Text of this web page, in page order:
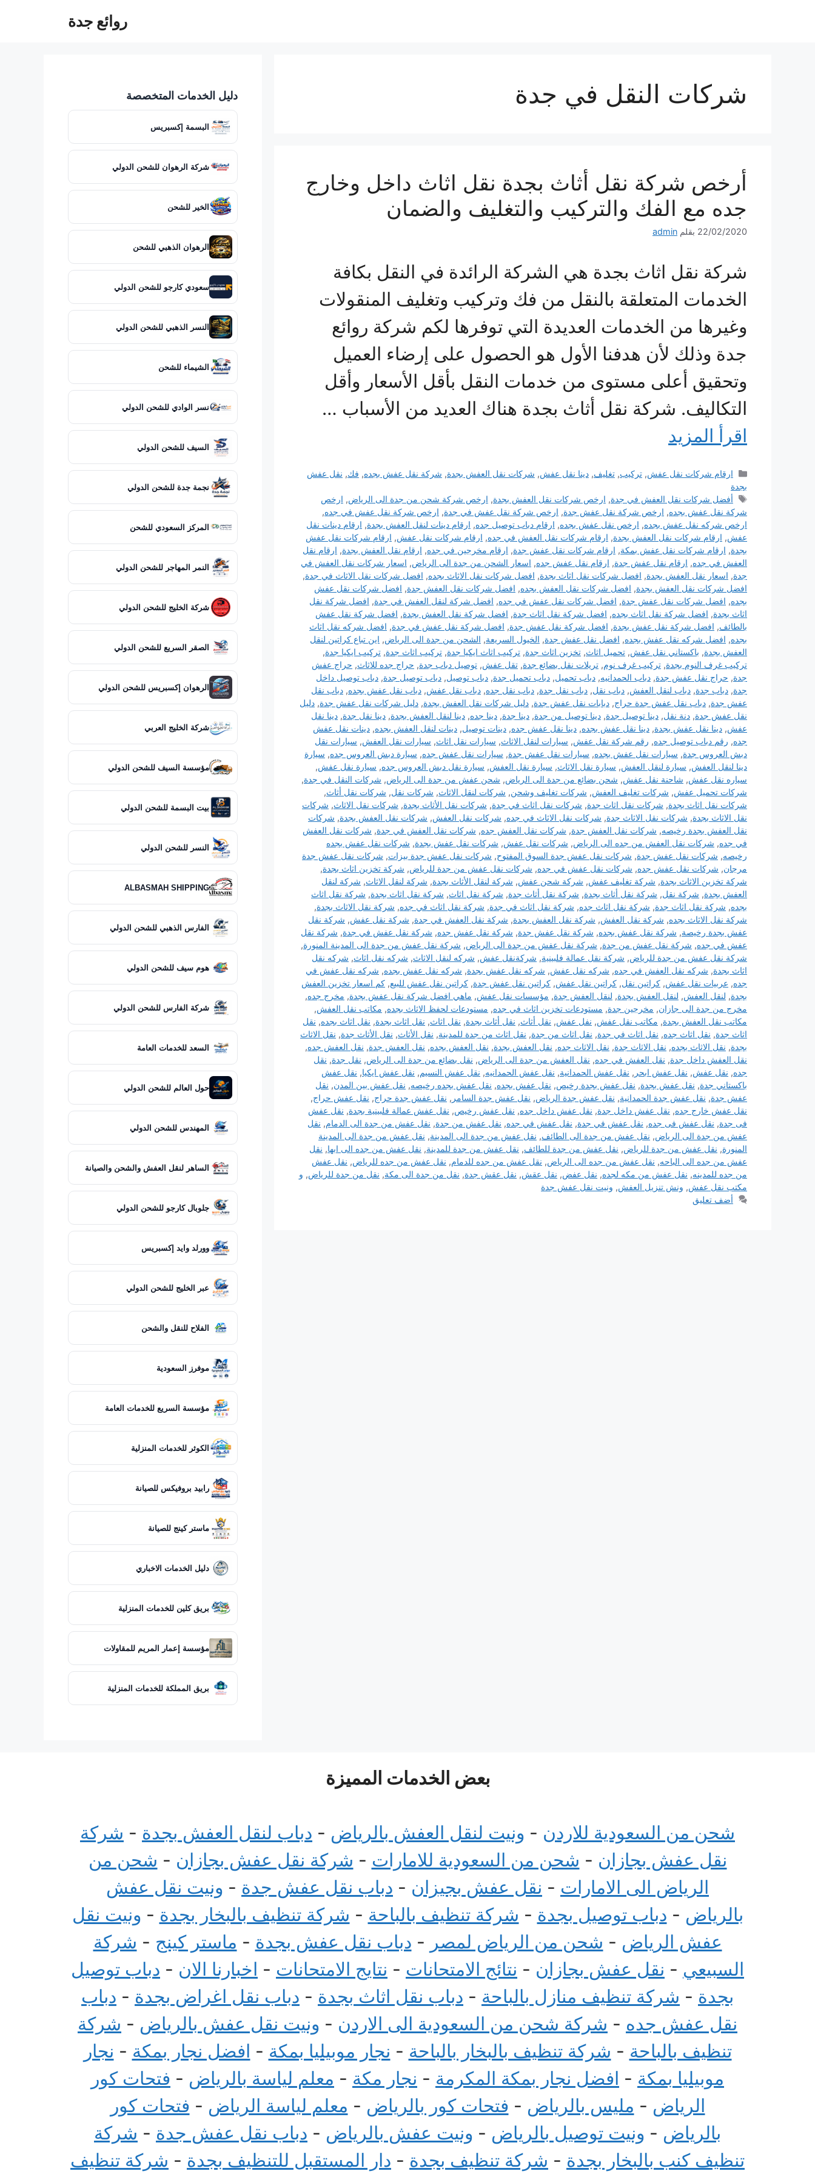
روائع جدة
شركات النقل في جدة
أرخص شركة نقل أثاث بجدة نقل اثاث داخل وخارج
جده مع الفك والتركيب والتغليف والضمان
22/02/2020 بقلم admin
شركة نقل اثاث بجدة هي الشركة الرائدة في النقل بكافة
الخدمات المتعلقة بالنقل من فك وتركيب وتغليف المنقولات
وغيرها من الخدمات العديدة التي توفرها لكم شركة روائع
جدة وذلك لأن هدفنا الأول هو الحصول على إرضاء العميل
وتحقيق أعلى مستوى من خدمات النقل بأقل الأسعار وأقل
التكاليف. شركة نقل أثاث بجدة هناك العديد من الأسباب …
اقرأ المزيد
التصنيفات
ارقام شركات نقل عفش,تركيب,تغليف,دينا نقل عفش, شركات نقل العفش بجدة, شركة نقل عفش بجده, فك, نقل عفش
بجدة
الوسوم
أفضل شركات نقل العفش في جدة, ارخص شركات نقل العفش بجدة, ارخص شركة شحن من جدة الى الرياض, ارخص
شركة نقل عفش بجده, ارخص شركة نقل عفش جدة, ارخص شركة نقل عفش في جدة, ارخص شركة نقل عفش في جده,
ارخص شركه نقل عفش بجده, ارخص نقل عفش بجده, ارقام دباب توصيل جده, ارقام دينات لنقل العفش بجدة, ارقام دينات نقل
عفش, ارقام شركات نقل العفش بجدة, ارقام شركات نقل العفش في جده, ارقام شركات نقل عفش, ارقام شركات نقل عفش
بجدة, ارقام شركات نقل عفش بمكة, ارقام شركات نقل عفش جدة, ارقام مخرجين في جده, ارقام نقل العفش بجدة, ارقام نقل
العفش في جده, ارقام نقل عفش جدة, ارقام نقل عفش جده, اسعار الشحن من جدة الى الرياض, اسعار شركات نقل العفش في
جدة, اسعار نقل العفش بجدة, افضل شركات نقل اثاث بجدة, افضل شركات نقل الاثاث بجده, افضل شركات نقل الاثاث في جدة,
افضل شركات نقل العفش بجدة, افضل شركات نقل العفش بجده, افضل شركات نقل العفش جدة, افضل شركات نقل عفش
بجده, افضل شركات نقل عفش جدة, افضل شركات نقل عفش في جده, افضل شركة لنقل العفش في جدة, افضل شركة نقل
اثاث بجدة, افضل شركة نقل اثاث بجده, افضل شركة نقل اثاث جدة, افضل شركة نقل العفش بجدة, افضل شركة نقل عفش
بالطائف, افضل شركة نقل عفش بجدة, افضل شركة نقل عفش جدة, افضل شركة نقل عفش في جدة, افضل شركه نقل اثاث
بجده, افضل شركه نقل عفش بجده, افضل نقل عفش جدة, الخيول السريعة, الشحن من جدة الى الرياض, اين تباع كراتين لنقل
العفش بجدة, باكستاني نقل عفش, تحميل اثاث, تخزين اثاث جدة, تركيب اثاث ايكيا جدة, تركيب اثاث جدة, تركيب ايكيا جدة,
تركيب غرف النوم بجدة, تركيب غرف نوم, تريلات نقل بضائع جدة, تقل عفش, توصيل دباب جدة, حراج جده للاثاث, حراج عفش
جدة, حراج نقل عفش جدة, دباب الحمدانيه, دباب تحميل, دباب تحميل جدة, دباب توصيل, دباب توصيل جدة, دباب توصيل داخل
جدة, دباب جدة, دباب لنقل العفش, دباب نقل, دباب نقل جدة, دباب نقل جده, دباب نقل عفش, دباب نقل عفش بجده, دباب نقل
عفش جدة, دباب نقل عفش جدة حراج, دبابات نقل عفش جدة, دليل شركات نقل العفش بجدة, دليل شركات نقل عفش جدة, دليل
نقل عفش جدة, دنة نقل, دينا توصيل جدة, دينا توصيل من جدة, دينا جدة, دينا جده, دينا لنقل العفش بجدة, دينا نقل جدة, دينا نقل
عفش, دينا نقل عفش بجدة, دينا نقل عفش بجده, دينا نقل عفش جده, دينات توصيل, دينات لنقل العفش بجده, دينات نقل عفش
جده, رقم دباب توصيل جده, رقم شركة نقل عفش, سيارات لنقل الاثاث, سيارات نقل اثاث, سيارات نقل العفش, سيارات نقل
دبش العروس جدة, سيارات نقل عفش بجده, سيارات نقل عفش جدة, سيارات نقل عفش جده, سيارة دبش العروس جده, سيارة
دينا لنقل العفش, سيارة لنقل العفش, سيارة نقل الاثاث, سيارة نقل العفش, سيارة نقل دبش العروس جده, سيارة نقل عفش,
سياره نقل عفش, شاحنة نقل عفش, شحن بضائع من جدة الى الرياض, شحن عفش من جدة الى الرياض, شركات النقل في جدة,
شركات تحميل عفش, شركات تغليف العفش, شركات تغليف وشحن, شركات لنقل الاثاث, شركات نقل, شركات نقل أثاث,
شركات نقل اثاث بجدة, شركات نقل اثاث جدة, شركات نقل اثاث في جدة, شركات نقل الأثاث بجدة, شركات نقل الاثاث, شركات
نقل الاثاث بجدة, شركات نقل الاثاث جدة, شركات نقل الاثاث في جده, شركات نقل العفش, شركات نقل العفش بجدة, شركات
نقل العفش بجدة رخيصه, شركات نقل العفش جدة, شركات نقل العفش جده, شركات نقل العفش في جدة, شركات نقل العفش
في جده, شركات نقل العفش من جده الى الرياض, شركات نقل عفش, شركات نقل عفش بجدة, شركات نقل عفش بجده
رخيصه, شركات نقل عفش جدة, شركات نقل عفش جدة السوق المفتوح, شركات نقل عفش جدة بيزات, شركات نقل عفش جدة
مرجان, شركات نقل عفش جده, شركات نقل عفش في جده, شركات نقل عفش من جدة للرياض, شركة تخزين اثاث بجدة,
شركة تخزين الاثاث بجدة, شركة تغليف عفش, شركة شحن عفش, شركة لنقل الأثاث بجدة, شركة لنقل الاثاث, شركة لنقل
العفش بجدة, شركة نقل, شركة نقل أثاث بجدة, شركة نقل أثاث جدة, شركة نقل اثاث, شركة نقل اثاث بجدة, شركة نقل اثاث
بجده, شركة نقل اثاث جدة, شركة نقل اثاث جده, شركة نقل اثاث في جدة, شركة نقل اثاث في جده, شركة نقل الاثاث بجدة,
شركة نقل الاثاث بجده, شركة نقل العفش, شركة نقل العفش بجدة, شركة نقل العفش في جدة, شركة نقل عفش, شركة نقل
عفش بجدة رخيصة, شركة نقل عفش بجده, شركة نقل عفش جدة, شركة نقل عفش جده, شركة نقل عفش في جدة, شركة نقل
عفش في جده, شركة نقل عفش من جدة, شركة نقل عفش من جدة الى الرياض, شركة نقل عفش من جدة الى المدينة المنورة,
شركة نقل عفش من جدة للرياض, شركة نقل عمالة فلبينية, شركةنقل عفش, شركه لنقل الاثاث, شركه نقل اثاث, شركه نقل
اثاث بجدة, شركه نقل العفش في جده, شركه نقل عفش, شركه نقل عفش بجدة, شركه نقل عفش بجده, شركه نقل عفش في
جده, عربيات نقل عفش, كراتين نقل, كراتين نقل عفش, كراتين نقل عفش جدة, كراتين نقل عفش للبيع, كم اسعار تخزين العفش
بجدة, لنقل العفش, لنقل العفش بجدة, لنقل العفش جدة, مؤسسات نقل عفش, ماهي افضل شركة نقل عفش بجدة, مخرج جده,
مخرج من جدة الى جازان, مخرجين جدة, مستودعات تخزين اثاث في جده, مستودعات لحفظ الاثاث بجده, مكاتب نقل العفش,
مكاتب نقل العفش بجدة, مكاتب نقل عفش, نفل عفش, نقل أثاث, نقل أثاث بجدة, نقل اثاث, نقل اثاث بجدة, نقل اثاث بجده, نقل
اثاث جدة, نقل اثاث جده, نقل اثاث في جدة, نقل اثاث من جدة, نقل اثاث من جدة للمدينة, نقل الأثاث, نقل الأثاث جدة, نقل الاثاث
بجدة, نقل الاثاث بجده, نقل الاثاث جدة, نقل الاثاث جده, نقل العفش بجدة, نقل العفش بجده, نقل العفش جدة, نقل العفش جده,
نقل العفش داخل جدة, نقل العفش في جده, نقل العفش من جدة الى الرياض, نقل بضائع من جدة الى الرياض, نقل جدة, نقل
جده, نقل عفش, نقل عفش ابحر , نقل عفش الحمدانية, نقل عفش الحمدانيه, نقل عفش النسيم, نقل عفش ايكيا, نقل عفش
باكستاني جدة, نقل عفش بجدة, نقل عفش بجدة رخيص, نقل عفش بجده, نقل عفش بجده رخيصه, نقل عفش بين المدن, نقل
عفش جدة, نقل عفش جدة الحمدانية, نقل عفش جدة الرياض, نقل عفش جدة السامر , نقل عفش جدة حراج, نقل عفش حراج,
نقل عفش خارج جده, نقل عفش داخل جدة, نقل عفش داخل جده, نقل عفش رخيص, نقل عفش عمالة فلبينية بجدة, نقل عفش
فى جدة, نقل عفش فى جده, نقل عفش في جدة, نقل عفش في جده, نقل عفش من جدة, نقل عفش من جدة الى الدمام, نقل
عفش من جدة الى الرياض, نقل عفش من جدة الى الطائف, نقل عفش من جدة الى المدينة, نقل عفش من جدة الى المدينة
المنورة, نقل عفش من جدة للرياض, نقل عفش من جدة للطائف, نقل عفش من جدة للمدينة, نقل عفش من جده الى ابها, نقل
عفش من جده الى الباحه, نقل عفش من جده الى الرياض, نقل عفش من جده للدمام, نقل عفش من جده للرياض, نقل عفش
من جده للمدينه, نقل عفش من مكه لجده, نقل عفض, نقل عقش, نقل عقش جدة, نقل من جدة الى مكة, نقل من جدة للرياض, و
مكتب نقل عفش, ونش تنزيل العفش, ونيت نقل عفش جدة
أضف تعليق
دليل الخدمات المتخصصة
البسمة إكسبريس
شركة الرهوان للشحن الدولي
الخير للشحن
الرهوان الذهبي للشحن
سعودي كارجو للشحن الدولي
النسر الذهبي للشحن الدولي
الشيماء للشحن
نسر الوادي للشحن الدولي
السيف للشحن الدولي
نجمة جدة للشحن الدولي
المركز السعودي للشحن
النمر المهاجر للشحن الدولي
شركة الخليج للشحن الدولي
الصقر السريع للشحن الدولي
الرهوان إكسبريس للشحن الدولي
شركة الخليج العربي
مؤسسة السيف للشحن الدولي
بيت البسمة للشحن الدولي
النسر للشحن الدولي
ALBASMAH SHIPPING
الفارس الذهبي للشحن الدولي
هوم سيف للشحن الدولي
شركة الفارس للشحن الدولي
السعد للخدمات العامة
حول العالم للشحن الدولي
المهندس للشحن الدولي
الساهر لنقل العفش والشحن والصيانة
جلوبال كارجو للشحن الدولي
وورلد وايد إكسبريس
عبر الخليج للشحن الدولي
الفلاح للنقل والشحن
موفرز السعودية
مؤسسة السريع للخدمات العامة
الكوثر للخدمات المنزلية
رابيد بروفيكس للصيانة
ماستر كينج للصيانة
دليل الخدمات الاخباري
بريق كلين للخدمات المنزلية
مؤسسة إعمار المريم للمقاولات
بريق المملكة للخدمات المنزلية
بعض الخدمات المميزة
شحن من السعودية للاردن - ونيت لنقل العفش بالرياض - دباب لنقل العفش بجدة - شركة
نقل عفش بجازان - شحن من السعودية للامارات - شركة نقل عفش بجازان - شحن من
الرياض الى الامارات - نقل عفش بجيزان - دباب نقل عفش جدة - ونيت نقل عفش
بالرياض - دباب توصيل بجدة - شركة تنظيف بالباحة - شركة تنظيف بالبخار بجدة - ونيت نقل
عفش الرياض - شحن من الرياض لمصر - دباب نقل عفش بجدة - ماستر كينج - شركة
السبيعي - نقل عفش بجازان - نتائج الامتحانات - نتايج الامتحانات - اخبارنا الان - دباب توصيل
بجدة - شركة تنظيف منازل بالباحة - دباب نقل اثاث بجدة - دباب نقل اغراض بجدة - دباب
نقل عفش جده - شركة شحن من السعودية الى الاردن - ونيت نقل عفش بالرياض - شركة
تنظيف بالباحة - شركة تنظيف بالبخار بالباحة - نجار موبيليا بمكة - افضل نجار بمكة - نجار
موبيليا بمكة - افضل نجار بمكة المكرمة - نجار مكة - معلم لياسة بالرياض - فتحات كور
الرياض - مليس بالرياض - فتحات كور بالرياض - معلم لياسة الرياض - فتحات كور
بالرياض - ونيت توصيل بالرياض - ونيت عفش بالرياض - دباب نقل عفش جدة - شركة
تنظيف كنب بالبخار بجدة - شركة تنظيف بجدة - دار المستقبل للتنظيف بجدة - شركة تنظيف